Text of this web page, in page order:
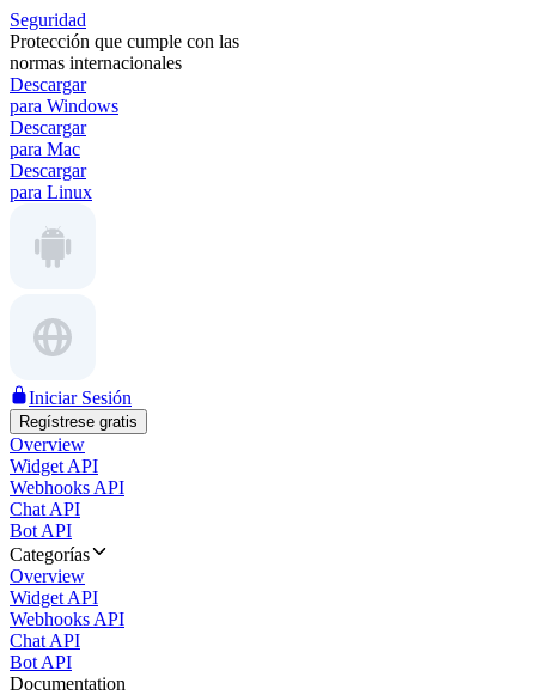
Seguridad
Protección que cumple con las
normas internacionales
Descargar
para Windows
Descargar
para Mac
Descargar
para Linux
Iniciar Sesión
Regístrese gratis
Overview
Widget API
Webhooks API
Chat API
Bot API
Categorías
Overview
Widget API
Webhooks API
Chat API
Bot API
Documentation